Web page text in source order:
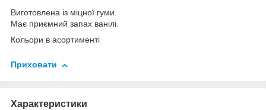
Виготовлена ​​із міцної гуми.
Має приємний запах ванілі.
Кольори в асортименті
Приховати
Характеристики